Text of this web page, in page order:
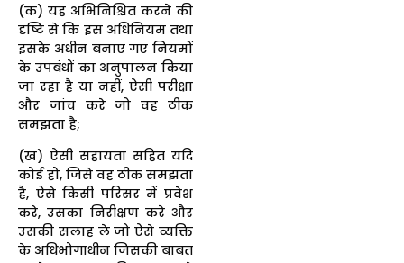
(क) यह अभिनिश्चित करने की
दृष्टि से कि इस अधिनियम तथा
इसके अधीन बनाए गए नियमों
के उपबंधों का अनुपालन किया
जा रहा है या नहीं, ऐसी परीक्षा
और जांच करे जो वह ठीक
समझता है;
(ख) ऐसी सहायता सहित यदि
कोई हो, जिसे वह ठीक समझता
है, ऐसे किसी परिसर में प्रवेश
करे, उसका निरीक्षण करे और
उसकी सलाह ले जो ऐसे व्यक्ति
के अधिभोगाधीन जिसकी बाबत